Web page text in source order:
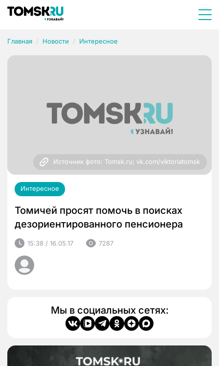
Главная Новости Интересное
Источник фото: Tomsk.ru; vk.com/viktoriatomsk
Интересное
Томичей просят помочь в поисках
дезориентированного пенсионера
15:38 / 16.05.17 7287
Мы в социальных сетях: